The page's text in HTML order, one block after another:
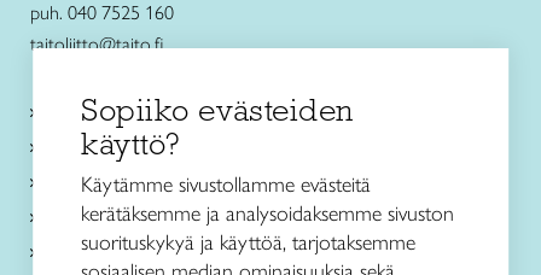
puh. 040 7525 160
taitoliitto@taito.fi
Käsityökurssit ja koulutus
Ajankohtaista
Käsityöohjeet
Me olemme Taito
Paikallinen toiminta
Sopiiko evästeiden
käyttö?
Käytämme sivustollamme evästeitä
kerätäksemme ja analysoidaksemme sivuston
suorituskykyä ja käyttöä, tarjotaksemme